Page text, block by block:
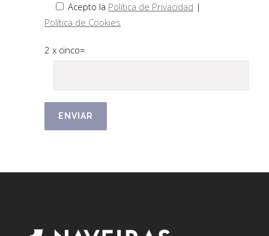
Acepto la Política de Privacidad |
Política de Cookies
2 x cinco=